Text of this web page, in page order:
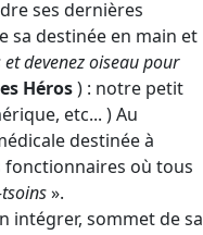
ses dernières
sa destinée en main et
et devenez oiseau pour
Héros) : notre petit
etc... ) Au
destinée à
où tous
».
intégrer, sommet de sa